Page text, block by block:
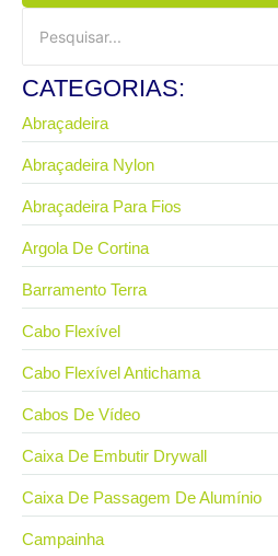
CATEGORIAS:
Abraçadeira
Abraçadeira Nylon
Abraçadeira Para Fios
Argola De Cortina
Barramento Terra
Cabo Flexível
Cabo Flexível Antichama
Cabos De Vídeo
Caixa De Embutir Drywall
Caixa De Passagem De Alumínio
Campainha